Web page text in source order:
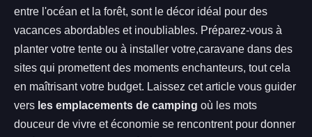
entre l'océan et la forêt, sont le décor idéal pour des
vacances abordables et inoubliables. Préparez-vous à
planter votre tente ou à installer votre,caravane dans des
sites qui promettent des moments enchanteurs, tout cela
en maîtrisant votre budget. Laissez cet article vous guider
vers les emplacements de camping où les mots
douceur de vivre et économie se rencontrent pour donner